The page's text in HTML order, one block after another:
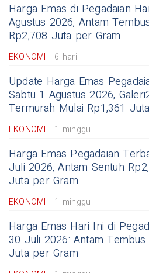
Harga Emas di Pegadaian
Agustus 2026, Antam
Rp2,708 Juta per Gram
EKONOMI 6 hari
Update Harga Emas
Sabtu 1 Agustus 2026,
Termurah Mulai Rp1,361 Juta
EKONOMI 1 minggu
Harga Emas Pegadaian
Juli 2026, Antam Sentuh
Juta per Gram
EKONOMI 1 minggu
Harga Emas Hari Ini di
30 Juli 2026: Antam Tembus
Juta per Gram